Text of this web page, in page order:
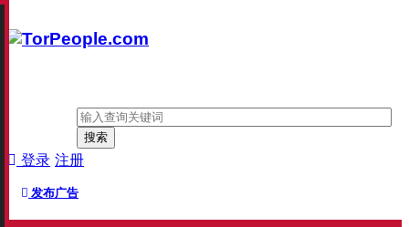
搜索
登录 注册
发布广告